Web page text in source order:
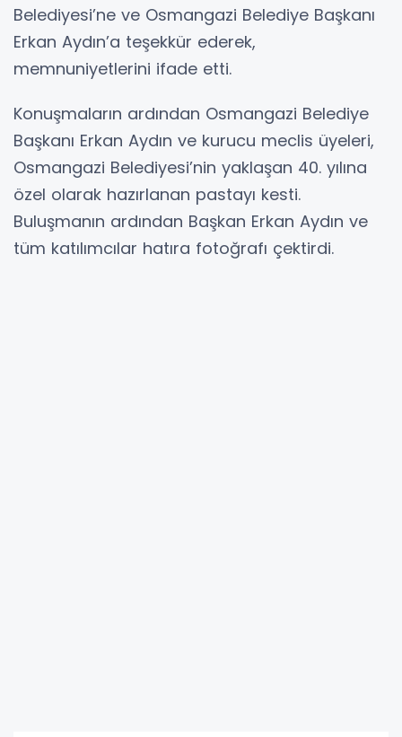
Belediyesi’ne ve Osmangazi Belediye Başkanı
Erkan Aydın’a teşekkür ederek,
memnuniyetlerini ifade etti.
Konuşmaların ardından Osmangazi Belediye
Başkanı Erkan Aydın ve kurucu meclis üyeleri,
Osmangazi Belediyesi’nin yaklaşan 40. yılına
özel olarak hazırlanan pastayı kesti.
Buluşmanın ardından Başkan Erkan Aydın ve
tüm katılımcılar hatıra fotoğrafı çektirdi.